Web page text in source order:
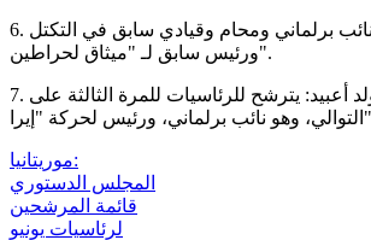
6. العيد ولد محمدن: نائب برلماني ومحام وقيادي سابق في التكتل
ورئيس سابق لـ "ميثاق لحراطين".
7. بيرام ولد الداه ولد أعبيد: يترشح للرئاسيات للمرة الثالثة على
لحركة "إيرا".
موريتانيا:
المجلس الدستوري
قائمة المرشحين
لرئاسيات يونيو